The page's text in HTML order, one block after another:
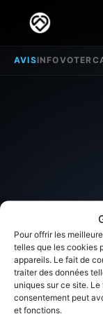
Pour offrir les
telles que les cookies
appareils. Le fait de
traiter des données
uniques sur ce site.
consentement peut
et fonctions.
AVISINFOVOTER